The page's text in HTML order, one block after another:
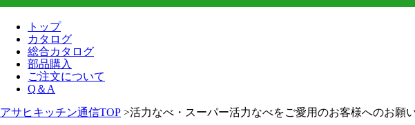
トップ
カタログ
総合カタログ
部品購入
ご注文について
Q＆A
アサヒキッチン通信TOP >活力なべ・スーパー活力なべをご愛用のお客様へのお願